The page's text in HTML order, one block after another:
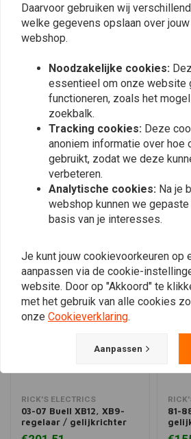
Plaats ook een
Vergelijkbare producten
RICK'S ELECTRICS
03-07 Buell XB12, XB9-
regelaar / gelijkrichter
81-
Daarvoor gebruiken wij
welke gegevens opslaan over
webshop.
Noodzakelijke cookies:
essentieel om onze website
functioneren, zoals het
zoekbalk.
Tracking cookies: Deze
anoniem informatie over
gebruikt, zodat we deze
verbeteren.
Analytische cookies: Na je
webshop kunnen we
basis van je interesses.
Je kunt jouw cookievoorkeuren op
aanpassen via de cookie-
website. Door op "Akkoord" te
met het gebruik van alle cookies
onze Cookieverklaring.
Aanpassen